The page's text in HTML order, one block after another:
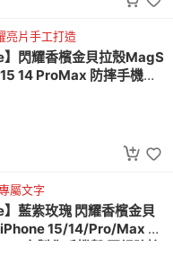
亮片手工打造
】閃耀香檳金貝拉殼MagS
14 ProMax 防摔手機殼
屬文字
】藍紫玫瑰 閃耀香檳金貝
15/14/Pro/Max 防
客製化手機殼 軍規防摔